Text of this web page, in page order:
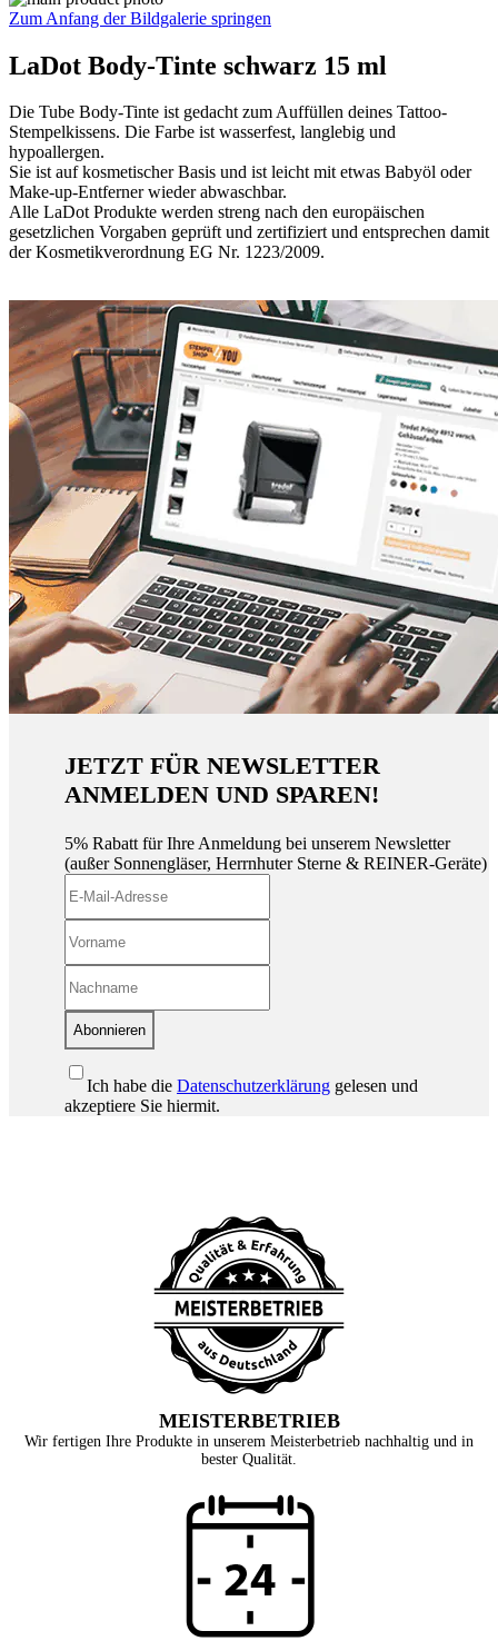
Zum Anfang der Bildgalerie springen
LaDot Body-Tinte schwarz 15 ml
Die Tube Body-Tinte ist gedacht zum Auffüllen deines Tattoo-
Stempelkissens. Die Farbe ist wasserfest, langlebig und
hypoallergen.
Sie ist auf kosmetischer Basis und ist leicht mit etwas Babyöl oder
Make-up-Entferner wieder abwaschbar.
Alle LaDot Produkte werden streng nach den europäischen
gesetzlichen Vorgaben geprüft und zertifiziert und entsprechen damit
der Kosmetikverordnung EG Nr. 1223/2009.
JETZT FÜR NEWSLETTER
ANMELDEN UND SPAREN!
5% Rabatt für Ihre Anmeldung bei unserem Newsletter
(außer Sonnengläser, Herrnhuter Sterne & REINER-Geräte)
Abonnieren
Ich habe die Datenschutzerklärung gelesen und
akzeptiere Sie hiermit.
MEISTERBETRIEB
Wir fertigen Ihre Produkte in unserem Meisterbetrieb nachhaltig und in
bester Qualität.